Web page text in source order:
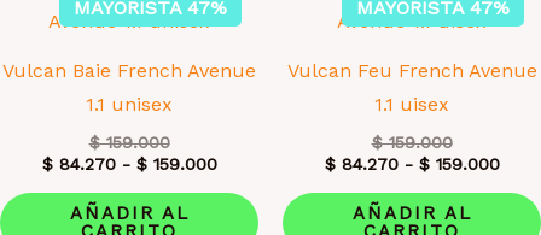
producto
MAYORISTA 47%
Vulcan Baie French Avenue
1.1 unisex
$159.000
$84.270- $159.000
AÑADIR AL
MAYORISTA 47%
Vulcan Feu French Avenue
1.1 uisex
$159.000
$84.270- $159.000
AÑADIR AL